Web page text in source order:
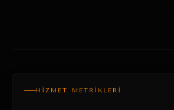
HİZMET METRİKLERİ